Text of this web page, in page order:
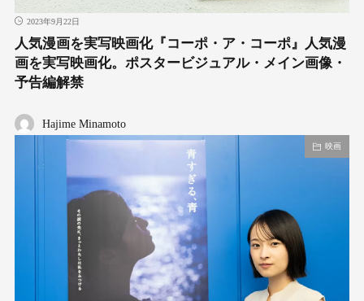
2023年9月22日
人気漫画を実写映画化『コーポ・ア・コーポ』人気漫
画を実写映画化。ポスタービジュアル・メイン画像・
予告編解禁
Hajime Minamoto
映画